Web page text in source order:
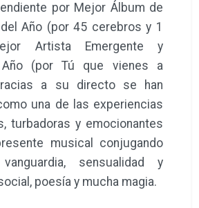
por Mejor Álbum de
Año (por 45 cerebros y 1
Artista Emergente y
Año (por Tú que vienes a
a su directo se han
una de las experiencias
turbadoras y emocionantes
musical conjugando
sensualidad y
poesía y mucha magia.